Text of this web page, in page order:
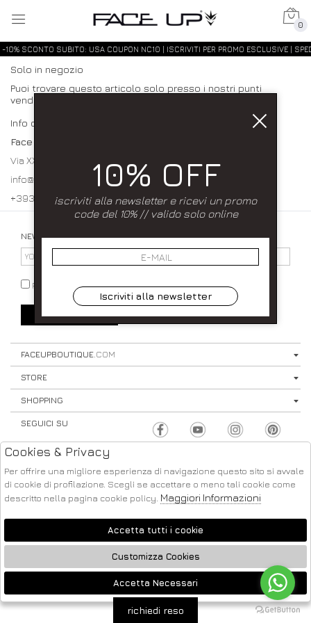
0
-10% SCONTO SUBITO: USA COUPON NC10 | ISCRIVITI PER PROMO ESCLUSIVE |
Solo in negozio
Puoi trovare questo articolo solo presso i nostri punti
vendita:
Info contatti
Face up
Via XXXI Maggio 23/25 80027 Frattamaggiore (NA)
info@faceupboutique.com, faceupnegozio@gmail.com
+393920340990 0818312915
NEWSLETTER
PRIVACY POLICY
SIGN UP ⟩
FACEUPBOUTIQUE.COM
STORE
SHOPPING
SEGUICI SU
2026 FACE UP - P.IVA : 04220371217 POWERED BY
ATELIER
SOCIETÀ
🍪
10% OFF
iscriviti alla newsletter e ricevi un promo
code del 10% // valido solo online
Iscriviti alla newsletter
richiedi reso
Cookies & Privacy
Per offrire una migliore esperienza di navigazione questo sito si avvale
di cookie di profilazione. Scegli se accettare o meno tali cookie come
descritto nella pagina cookie policy. Maggiori Informazioni
Accetta tutti i cookie
Customizza Cookies
Accetta Necessari